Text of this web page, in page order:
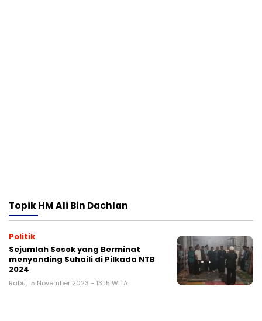
TopikHM Ali Bin Dachlan
Politik
Sejumlah Sosok yang Berminat
menyanding Suhaili di Pilkada NTB
2024
Rabu, 15 November 2023 - 13:15 WITA